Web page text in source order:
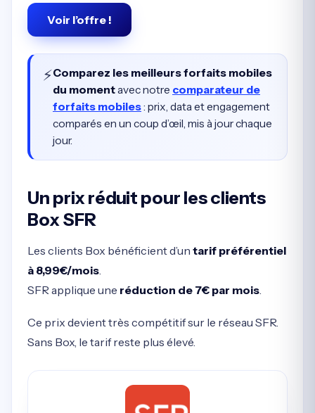
Voir l’offre !
⚡Comparez les meilleurs forfaits mobiles
du momentavec notre comparateur de
forfaits mobiles: prix, data et engagement
comparés en un coup d’œil, mis à jour chaque
jour.
Un prix réduit pour les clients
Box SFR
Les clients Box bénéficient d’un tarif préférentiel
à 8,99€/mois
SFR applique une réduction de 7€ par mois
Ce prix devient très compétitif sur le réseau SFR.
Sans Box, le tarif reste plus élevé.